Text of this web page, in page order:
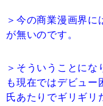
＞今の商業漫画界
が無いのです。
＞そういうことに
も現在ではデビュー
氏あたりでギリギリ